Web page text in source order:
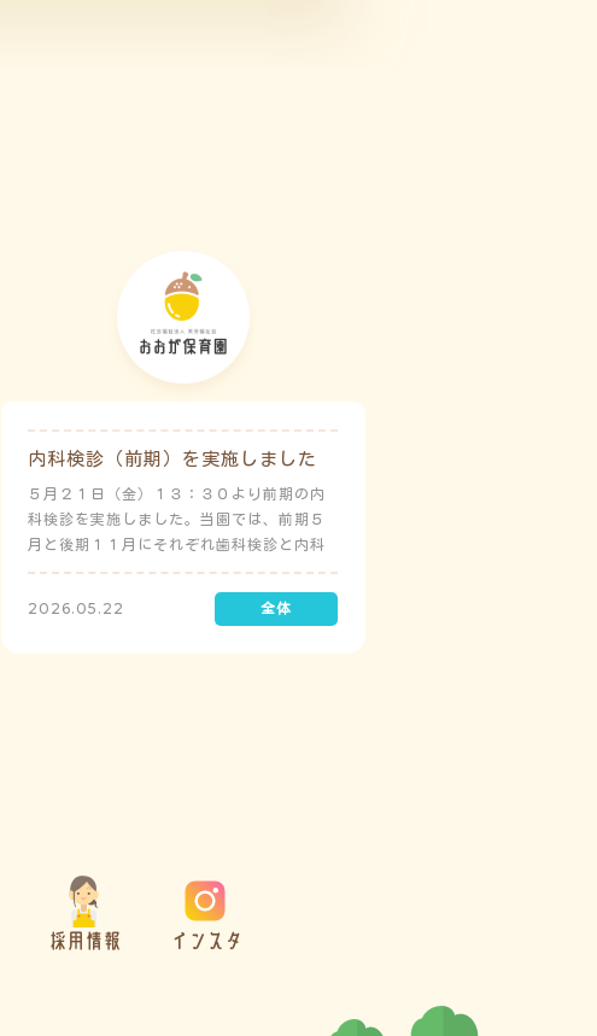
内科検診（前期）を実施しました
５月２１日（金）１３：３０より前期の内
科検診を実施しました。当園では、前期５
月と後期１１月にそれぞれ歯科検診と内科
検診を実施しています。
2026.05.22
採用情報 インスタ